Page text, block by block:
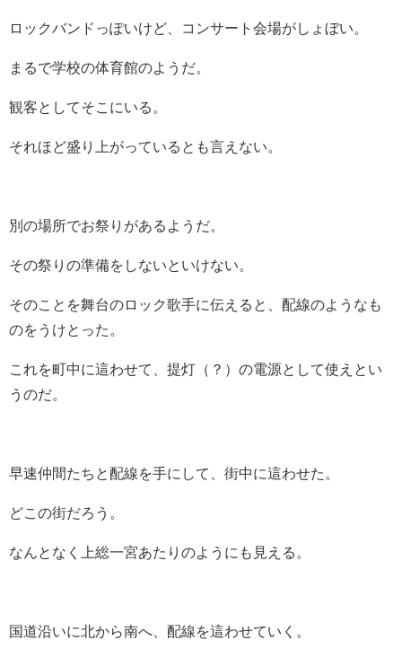
ロックバンドっぽいけど、コンサート会場がしょぼい。
まるで学校の体育館のようだ。
観客としてそこにいる。
それほど盛り上がっているとも言えない。
別の場所でお祭りがあるようだ。
その祭りの準備をしないといけない。
そのことを舞台のロック歌手に伝えると、配線のようなも
のをうけとった。
これを町中に這わせて、提灯（？）の電源として使えとい
うのだ。
早速仲間たちと配線を手にして、街中に這わせた。
どこの街だろう。
なんとなく上総一宮あたりのようにも見える。
国道沿いに北から南へ、配線を這わせていく。